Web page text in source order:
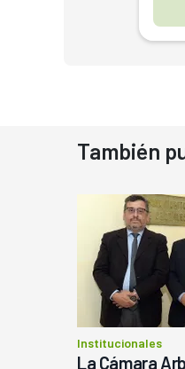
También
Institucionales
La Cámara